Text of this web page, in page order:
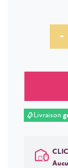
-
Livraison